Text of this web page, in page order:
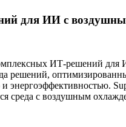
для ИИ с
ИТ-решений
решений,
энергоэффективностью.
среда с воздушным